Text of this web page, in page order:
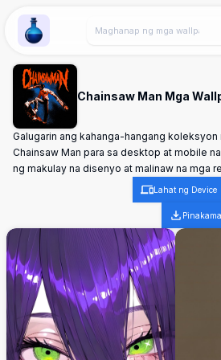
Wallpaper Alchemy
Chainsaw Man Mga
Galugarin ang kahanga-hangang koleksyon
Chainsaw Man para sa desktop at mobile
ng makulay na disenyo at malinaw na mga
Lahat ng Device